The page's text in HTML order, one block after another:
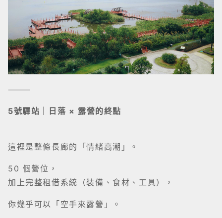
⸻
5號驛站｜日落 × 露營的終點
這裡是整條長廊的「情緒高潮」。
50 個營位，
加上完整租借系統（裝備、食材、工具），
你幾乎可以「空手來露營」。